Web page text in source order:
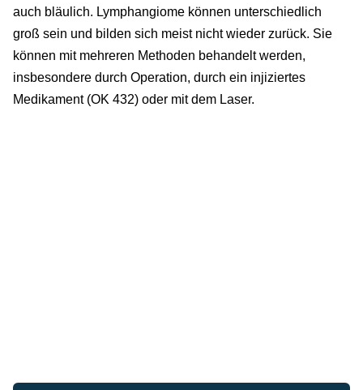
auch bläulich. Lymphangiome können unterschiedlich
groß sein und bilden sich meist nicht wieder zurück. Sie
können mit mehreren Methoden behandelt werden,
insbesondere durch Operation, durch ein injiziertes
Medikament (OK 432) oder mit dem Laser.